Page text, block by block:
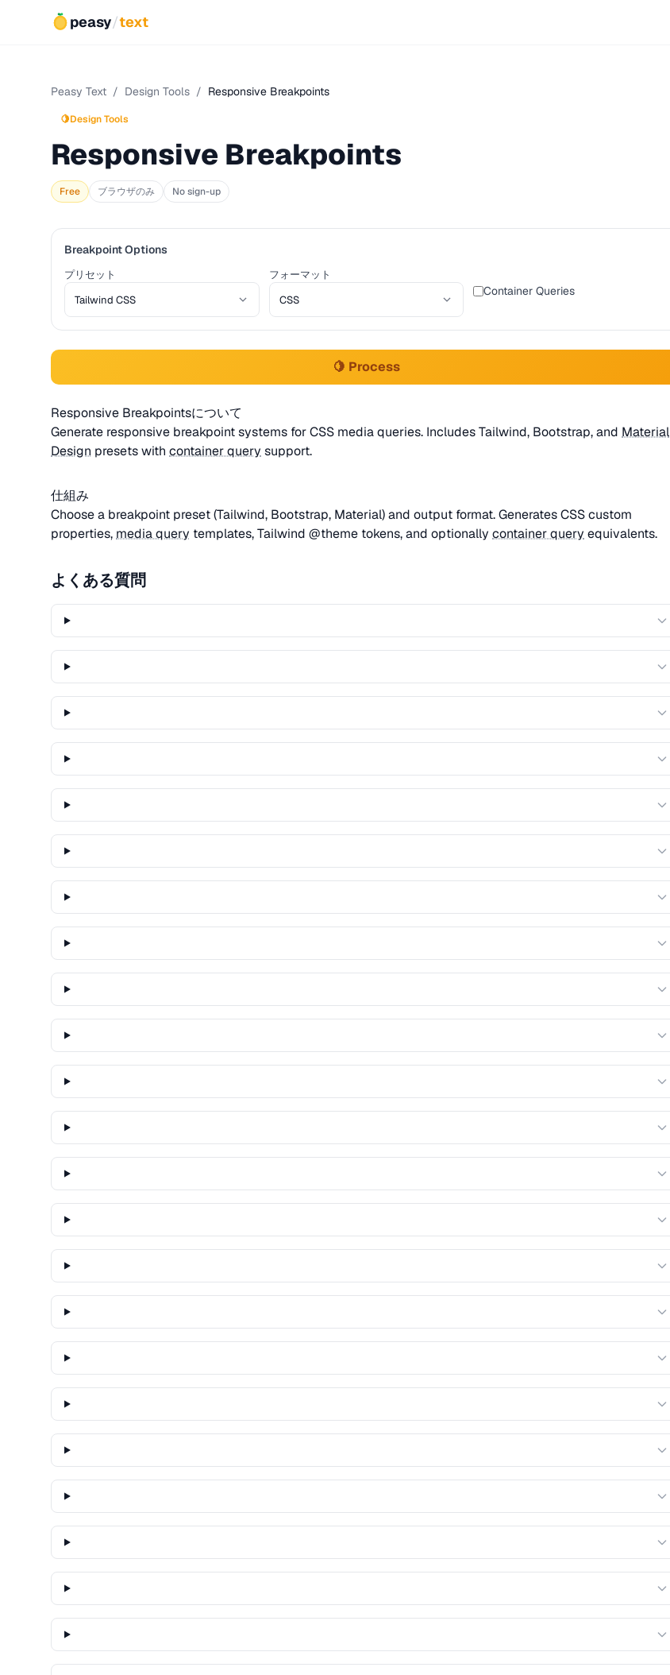
peasy/text
Peasy Text / Design Tools / Responsive Breakpoints
🍋Design Tools
Responsive Breakpoints
Free ブラウザのみ No sign-up
Breakpoint Options
プリセット フォーマット
Container Queries
🍋 Process
Responsive Breakpointsについて
Generate responsive breakpoint systems for CSS media queries. Includes Tailwind, Bootstrap, and Material
Design presets with container query support.
仕組み
Choose a breakpoint preset (Tailwind, Bootstrap, Material) and output format. Generates CSS custom
properties, media query templates, Tailwind @theme tokens, and optionally container query equivalents.
よくある質問